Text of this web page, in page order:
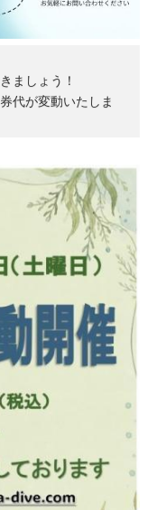
ましょう！
代が変動いたしま